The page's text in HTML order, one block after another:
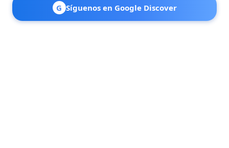
G Síguenos en Google Discover